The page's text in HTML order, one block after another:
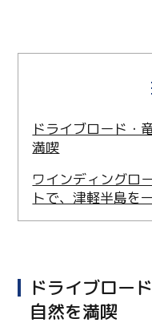
ドライブロード・
満喫
ワインディングロ
トで、津軽半島を
ドライブロー
自然を満喫